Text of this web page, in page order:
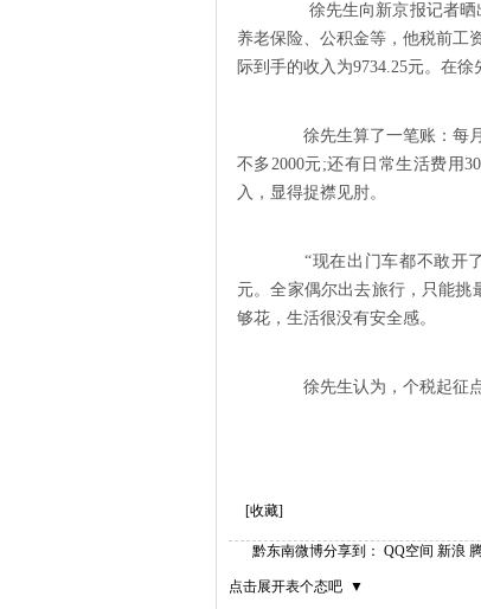
徐先生向新京报记者晒出
养老保险、公积金等，他税前工
际到手的收入为9734.25元。在
徐先生算了一笔账：每月
不多2000元;还有日常生活费用
入，显得捉襟见肘。
“现在出门车都不敢开了
元。全家偶尔出去旅行，只能挑
够花，生活很没有安全感。
徐先生认为，个税起征点
[收藏]
分享到：
黔东南微博 QQ空间 新浪
点击展开表个态吧 ▼